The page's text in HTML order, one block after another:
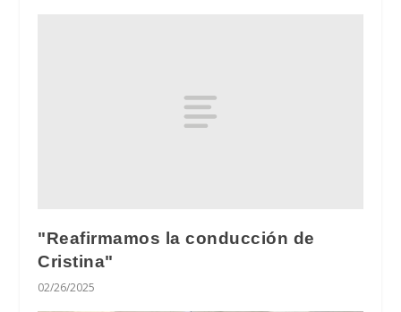
"Reafirmamos la conducción de
Cristina"
02/26/2025